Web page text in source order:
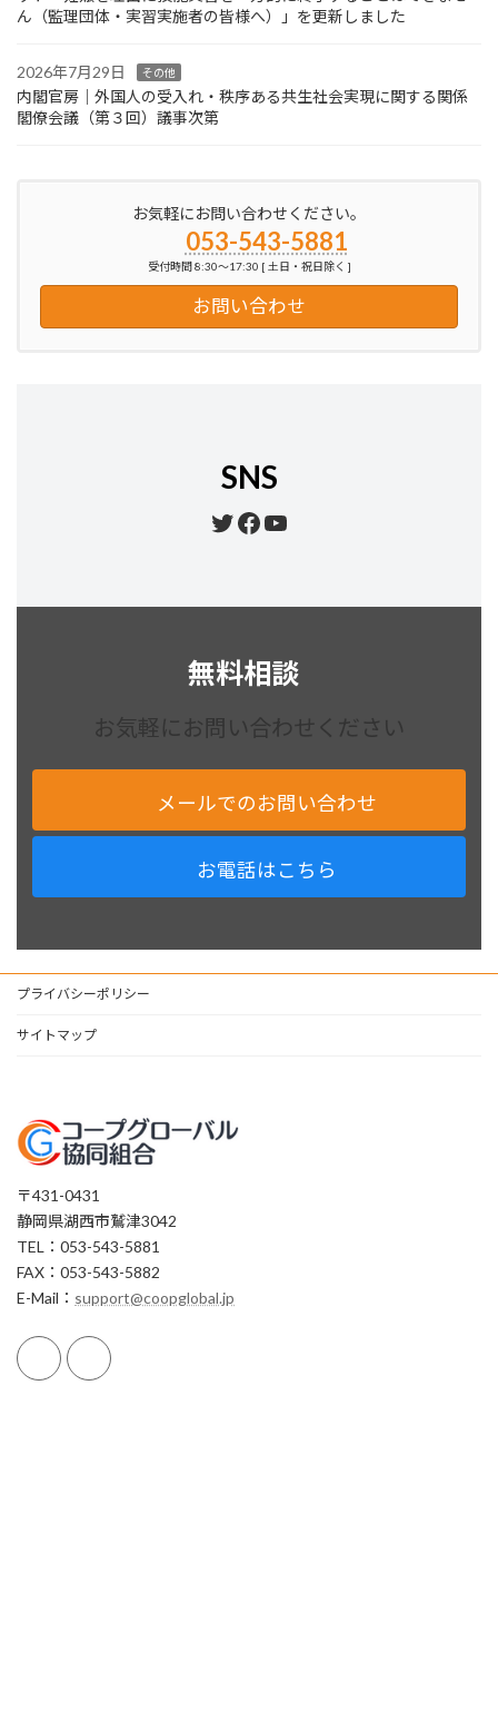
ん（監理団体・実習実施者の皆様へ）」を更新しました
2026年7月29日 その他
内閣官房｜外国人の受入れ・秩序ある共生社会実現に関する関係
閣僚会議（第３回）議事次第
お気軽にお問い合わせください。
053-543-5881
受付時間 8:30～17:30 [ 土日・祝日除く ]
お問い合わせ
SNS
Twitter
Facebook
YouTube
無料相談
お気軽にお問い合わせください
メールでのお問い合わせ
お電話はこちら
プライバシーポリシー
サイトマップ
〒431-0431
静岡県湖西市鷲津3042
TEL：053-543-5881
FAX：053-543-5882
E-Mail： support@coopglobal.jp